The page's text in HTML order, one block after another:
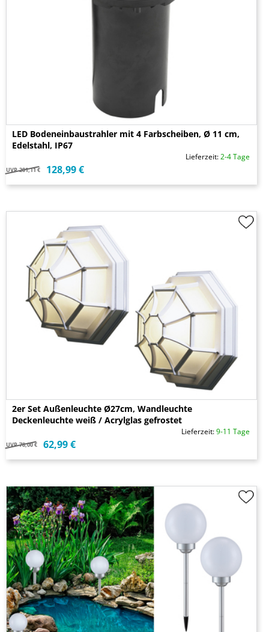
LED Bodeneinbaustrahler mit 4 Farbscheiben, Ø 11 cm,
Edelstahl, IP67
Lieferzeit:2-4 Tage
UVP 201,11 € 128,99 €
2er Set Außenleuchte Ø27cm, Wandleuchte
Deckenleuchte weiß / Acrylglas gefrostet
Lieferzeit:9-11 Tage
UVP 78,00 € 62,99 €